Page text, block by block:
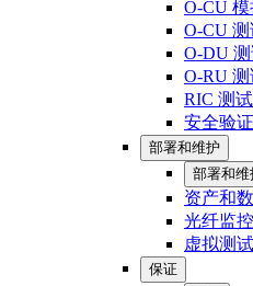
O-CU 模
O-CU
O-DU
O-RU
RIC 测试
安全验证
部署和维护
部署和维
资产和
光纤监控
虚拟测
保证